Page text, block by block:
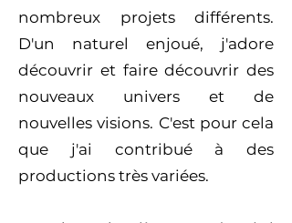
nombreux projets différents.
D'un naturel enjoué, j'adore
découvrir et faire découvrir des
nouveaux univers et de
nouvelles visions. C'est pour cela
que j'ai contribué à des
productions très variées.